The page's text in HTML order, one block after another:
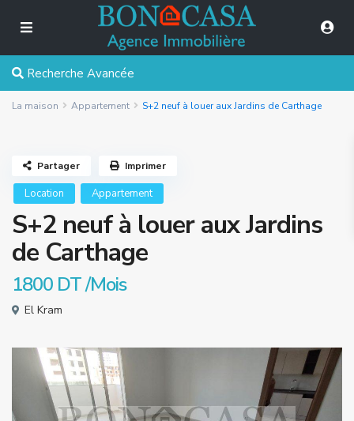
Recherche Avancée
La maison Appartement S+2 neuf à louer aux Jardins de Carthage
Location Appartement
S+2 neuf à louer aux Jardins
de Carthage
1800 DT/Mois
El Kram
Partager Imprimer